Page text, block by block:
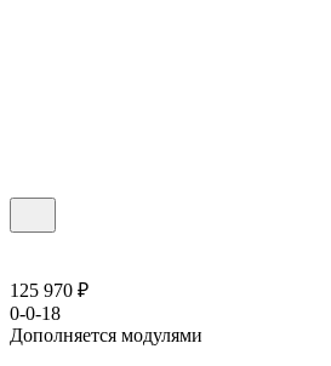
125 970 ₽
0-0-18
Дополняется модулями